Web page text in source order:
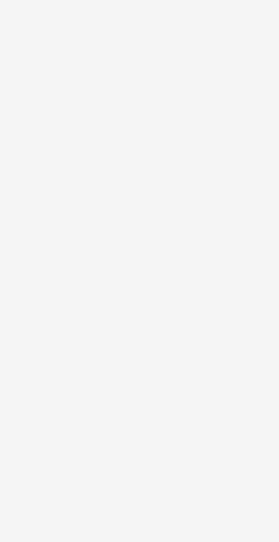
inch/OLED/UHD-240Hz/FHD-